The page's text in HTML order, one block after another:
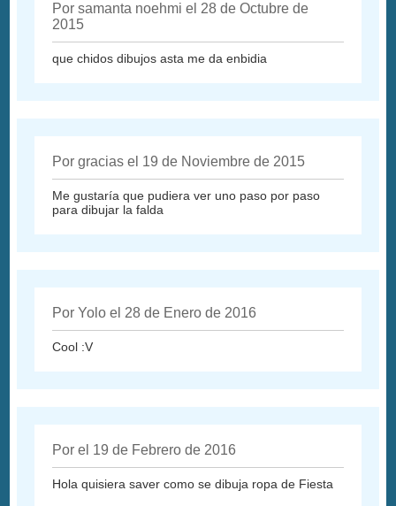
Por samanta noehmi el 28 de Octubre de
2015
que chidos dibujos asta me da enbidia
Por gracias el 19 de Noviembre de 2015
Me gustaría que pudiera ver uno paso por paso
para dibujar la falda
Por Yolo el 28 de Enero de 2016
Cool :V
Por el 19 de Febrero de 2016
Hola quisiera saver como se dibuja ropa de Fiesta